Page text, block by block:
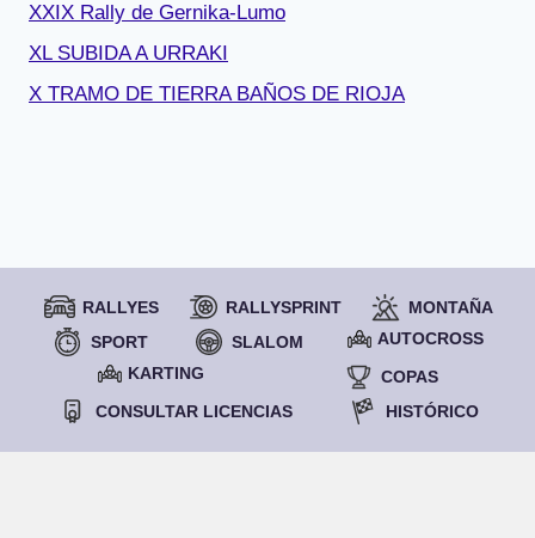
XXIX Rally de Gernika-Lumo
XL SUBIDA A URRAKI
X TRAMO DE TIERRA BAÑOS DE RIOJA
RALLYES RALLYSPRINT
MONTAÑA
SPORT
SLALOM
AUTOCROSS
KARTING
COPAS
CONSULTAR LICENCIAS
HISTÓRICO